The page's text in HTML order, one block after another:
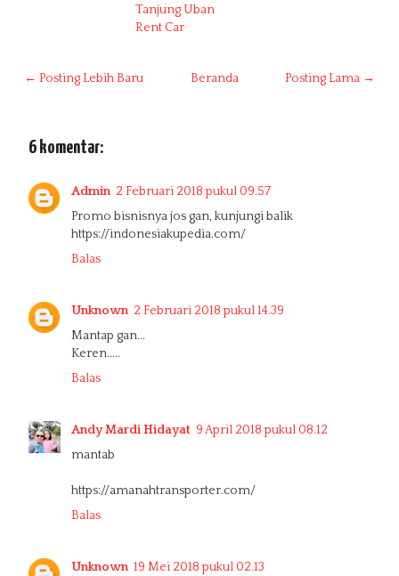
Tanjung Uban
Rent Car
← Posting Lebih Baru Posting Lama →
Beranda
6 komentar:
Admin 2 Februari 2018 pukul 09.57
Promo bisnisnya jos gan, kunjungi balik
https://indonesiakupedia.com/
Balas
Unknown 2 Februari 2018 pukul 14.39
Mantap gan...
Keren.....
Balas
Andy Mardi Hidayat 9 April 2018 pukul 08.12
mantab
https://amanahtransporter.com/
Balas
Unknown 19 Mei 2018 pukul 02.13